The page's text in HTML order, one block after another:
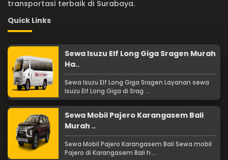
transportasi terbaik di Surabaya.
Quick Links
Sewa Isuzu Elf Long Giga Sragen Murah
Ha..
Sewa Isuzu Elf Long Giga Sragen Layanan sewa
Isuzu Elf Long Giga di Srag ...
Sewa Mobil Pajero Karangasem Bali
Murah ..
Sewa Mobil Pajero Karangasem Bali Sewa mobil
Pajero di Karangasem Bali h ...